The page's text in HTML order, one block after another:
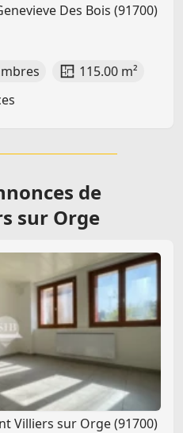
Des Bois (91700)
115.00 m²
de
sur Orge
Villiers sur Orge (91700)